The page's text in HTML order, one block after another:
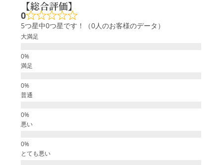
【総合評価】
0
5つ星中0つ星です！（0人のお客様のデータ）
大満足
満足
普通
悪い
とても悪い